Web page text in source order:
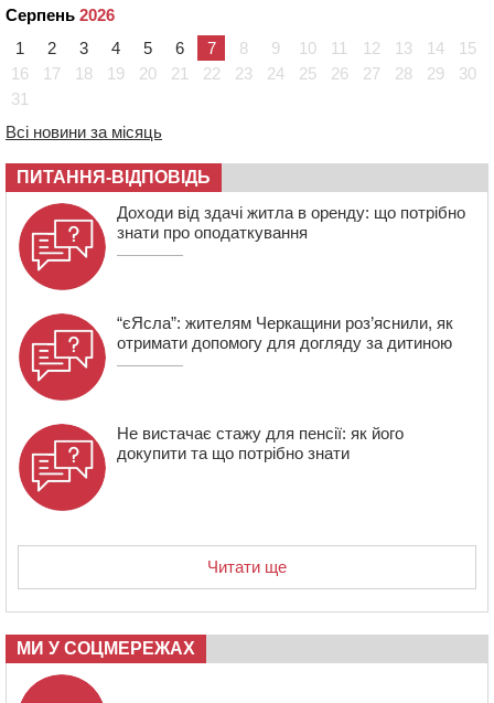
09:08 Встановити гойдалки, карусель і закупити іграшки: у
08:22
“На щиті” у Чорнобаївську громаду повертається
полеглий біля Кліщіївки воїн
сплатили на Черкащині
06 СЕРПНЯ 2026, ЧЕТВЕР
21:13 Вісім медалей, з яких чотири золоті: черкаські
спортсмени тріумфували на чемпіонаті України
Серпень 2026
1
2 3 4 5 6 7 8 9 10 11 12 13 14
15
16
17 18 19 20 21 22 23 24 25 26 27 28 29
30
31
Всі новини за місяць
ПИТАННЯ-ВІДПОВІДЬ
Доходи від здачі житла в оренду: що потрібно
знати про оподаткування
“єЯсла”: жителям Черкащини роз’яснили, як
отримати допомогу для догляду за дитиною
Не вистачає стажу для пенсії: як його
докупити та що потрібно знати
Читати ще
МИ У СОЦМЕРЕЖАХ